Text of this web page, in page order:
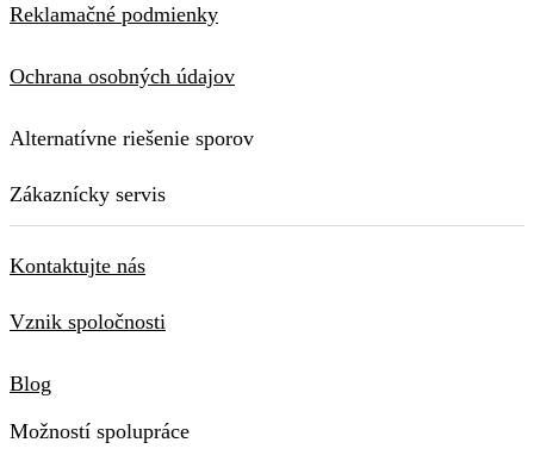
Reklamačné podmienky
Ochrana osobných údajov
Alternatívne riešenie sporov
Zákaznícky servis
Kontaktujte nás
Vznik spoločnosti
Blog
Možností spolupráce